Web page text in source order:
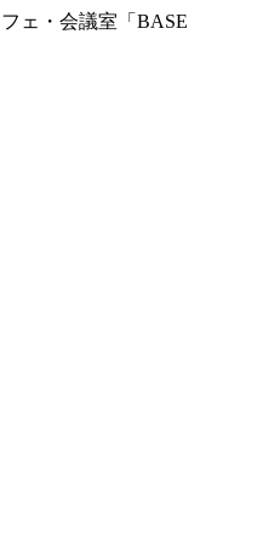
ェ・会議室「BASE